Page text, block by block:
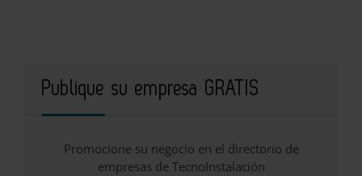
Publique su empresa GRATIS
Promocione su negocio en el directorio de
empresas de TecnoInstalación